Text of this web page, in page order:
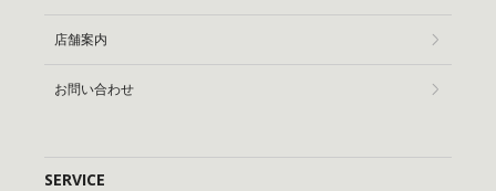
店舗案内
お問い合わせ
SERVICE